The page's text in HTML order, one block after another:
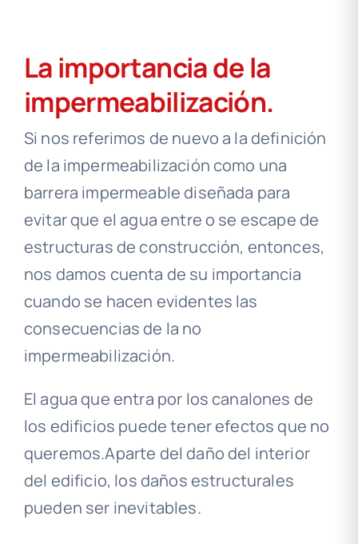
La importancia de la
impermeabilización.
Si nos referimos de nuevo a la definición
de la impermeabilización como una
barrera impermeable diseñada para
evitar que el agua entre o se escape de
estructuras de construcción, entonces,
nos damos cuenta de su importancia
cuando se hacen evidentes las
consecuencias de la no
impermeabilización.
El agua que entra por los canalones de
los edificios puede tener efectos que no
queremos.Aparte del daño del interior
del edificio, los daños estructurales
pueden ser inevitables.